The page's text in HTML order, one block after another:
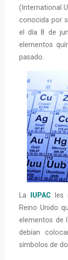
(International
conocida por
el día 8 de
elementos
pasado.
La IUPAC
les
Reino Unido
elementos de
debían
símbolos de